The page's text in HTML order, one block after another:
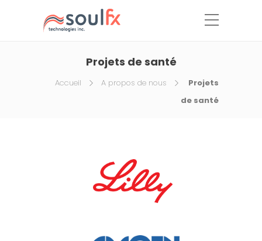
Projets de santé
Accueil A propos de nous
Projets
de santé